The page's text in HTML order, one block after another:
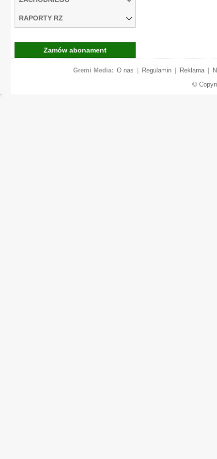
RAPORTY RZ
Zamów abonament
Gremi Media: O nas Regulamin Reklama
©